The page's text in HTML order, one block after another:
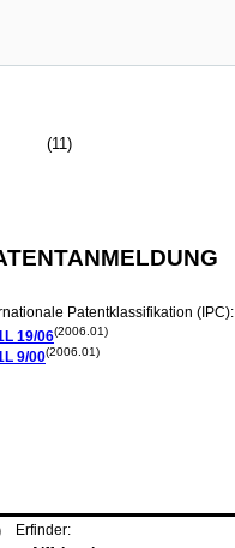
(11)
Patentklassifikation (IPC):
19/06(2006.01)
9/00(2006.01)
Erfinder: